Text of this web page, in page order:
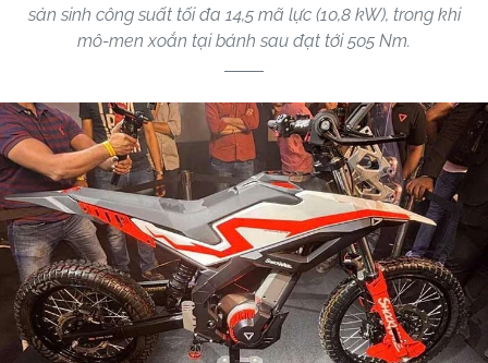
sản sinh công suất tối đa 14,5 mã lực (10,8 kW), trong khi
mô-men xoắn tại bánh sau đạt tới 505 Nm.